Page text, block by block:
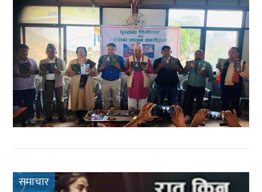
समाचार